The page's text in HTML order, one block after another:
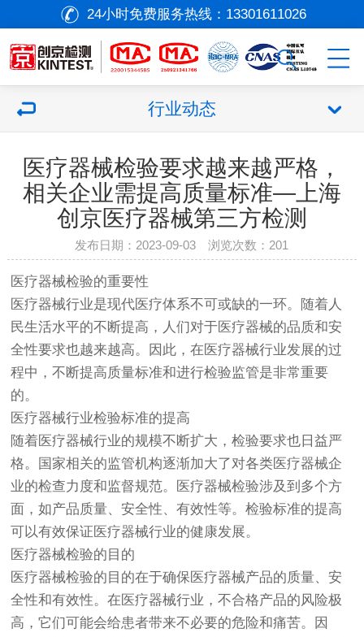
24小时免费服务热线： 13301611026
行业动态
医疗器械检验要求越来越严格，
相关企业需提高质量标准—上海
创京医疗器械第三方检测
发布日期：2023-09-03 浏览次数： 201
医疗器械检验的重要性
医疗器械行业是现代医疗体系不可或缺的一环。随着人
民生活水平的不断提高，人们对于医疗器械的品质和安
全性要求也越来越高。因此，在 医疗器械行业发展的过
程中，不断提高质量标准和进行检验监管是非常重要
的。
医疗器械行业检验标准的提高
随着医疗器械行业的规模不断扩大，检验要求也日益严
格。国家相关的监管机构逐渐加大了对各类医疗器械企
业的检查力度和监督规范。医疗器械检验涉及到多个方
面，如产品质量、安全性、有效性等。检验标准的提高
可以有效保证医疗器械行业的健康发展。
医疗器械检验的目的
医疗器械检验的目的在于确保医疗器械产品的质量、安
全性和有效性。在医疗器械行业，不合格产品的风险极
高，它们可能会给患者带来不必要的危险和痛苦。因